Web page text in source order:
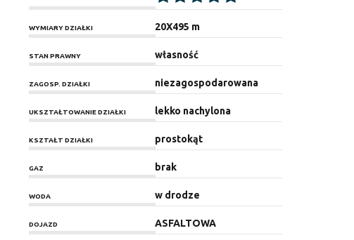
WYMIARY DZIAŁKI 20X495 m
STAN PRAWNY własność
ZAGOSP. DZIAŁKI niezagospodarowana
UKSZTAŁTOWANIE DZIAŁKI lekko nachylona
KSZTAŁT DZIAŁKI prostokąt
GAZ brak
WODA w drodze
DOJAZD ASFALTOWA